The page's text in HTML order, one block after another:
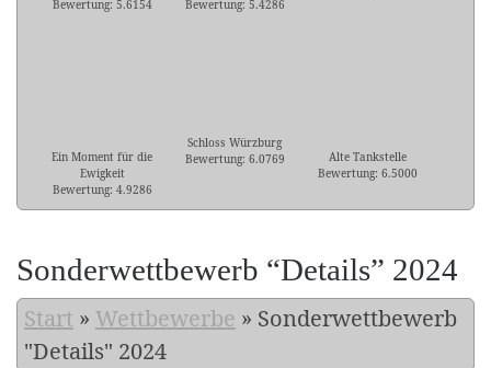
Bewertung: 5.6154
Bewertung: 5.4286
Ein Moment für die
Ewigkeit
Bewertung: 4.9286
Schloss Würzburg
Bewertung: 6.0769
Alte Tankstelle
Bewertung: 6.5000
Sonderwettbewerb “Details” 2024
Start » Wettbewerbe » Sonderwettbewerb
"Details" 2024